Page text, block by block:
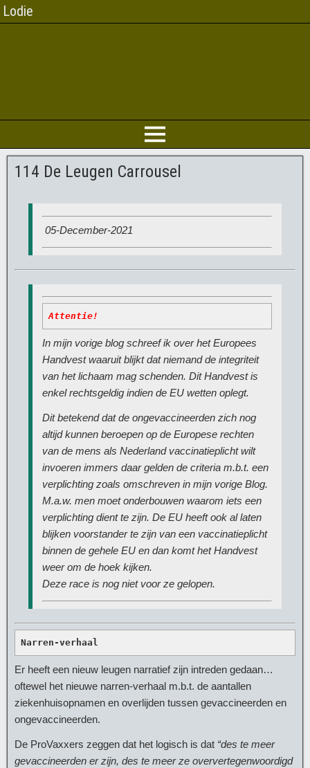
Lodie
114 De Leugen Carrousel
05-December-2021
Attentie!
In mijn vorige blog schreef ik over het Europees
Handvest waaruit blijkt dat niemand de integriteit
van het lichaam mag schenden. Dit Handvest is
enkel rechtsgeldig indien de EU wetten oplegt.
Dit betekend dat de ongevaccineerden zich nog
altijd kunnen beroepen op de Europese rechten
van de mens als Nederland vaccinatieplicht wilt
invoeren immers daar gelden de criteria m.b.t. een
verplichting zoals omschreven in mijn vorige Blog.
M.a.w. men moet onderbouwen waarom iets een
verplichting dient te zijn. De EU heeft ook al laten
blijken voorstander te zijn van een vaccinatieplicht
binnen de gehele EU en dan komt het Handvest
weer om de hoek kijken.
Deze race is nog niet voor ze gelopen.
Narren-verhaal
Er heeft een nieuw leugen narratief zijn intreden gedaan…
oftewel het nieuwe narren-verhaal m.b.t. de aantallen
ziekenhuisopnamen en overlijden tussen gevaccineerden en
ongevaccineerden.
De ProVaxxers zeggen dat het logisch is dat “des te meer
gevaccineerden er zijn, des te meer ze oververtegenwoordigd